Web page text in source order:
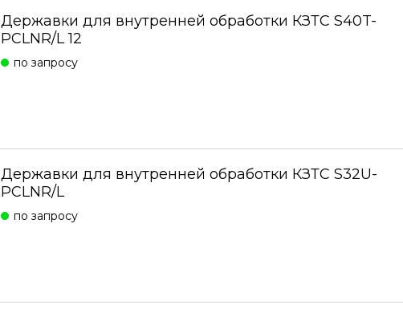
Державки для внутренней обработки КЗТС S40T-
PCLNR/L 12
по запросу
Державки для внутренней обработки КЗТС S32U-
PCLNR/L
по запросу